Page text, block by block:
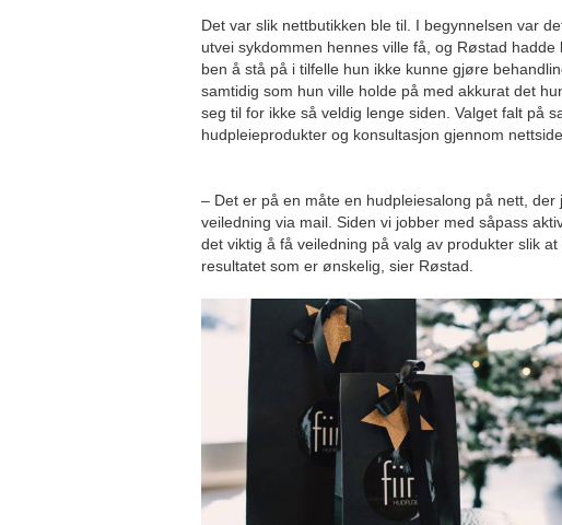
Det var slik nettbutikken ble til. I begynnelsen var
utvei sykdommen hennes ville få, og Røstad hadde
ben å stå på i tilfelle hun ikke kunne gjøre
samtidig som hun ville holde på med akkurat det
seg til for ikke så veldig lenge siden. Valget falt på
hudpleieprodukter og konsultasjon gjennom
– Det er på en måte en hudpleiesalong på nett, der
veiledning via mail. Siden vi jobber med såpass
det viktig å få veiledning på valg av produkter slik
resultatet som er ønskelig, sier Røstad.